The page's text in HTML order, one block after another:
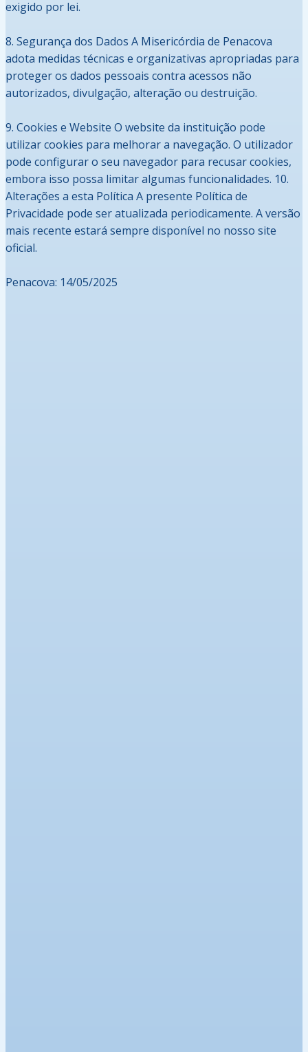
exigido por lei.
8. Segurança dos Dados A Misericórdia de Penacova
adota medidas técnicas e organizativas apropriadas para
proteger os dados pessoais contra acessos não
autorizados, divulgação, alteração ou destruição.
9. Cookies e Website O website da instituição pode
utilizar cookies para melhorar a navegação. O utilizador
pode configurar o seu navegador para recusar cookies,
embora isso possa limitar algumas funcionalidades. 10.
Alterações a esta Política A presente Política de
Privacidade pode ser atualizada periodicamente. A versão
mais recente estará sempre disponível no nosso site
oficial.
Penacova: 14/05/2025